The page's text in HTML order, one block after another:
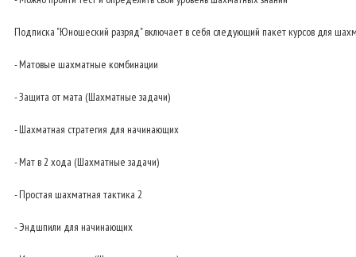
Подписка "Юношеский разряд" включает в себя следующий пакет курсов для
- Матовые шахматные комбинации
- Защита от мата (Шахматные задачи)
- Шахматная стратегия для начинающих
- Мат в 2 хода (Шахматные задачи)
- Простая шахматная тактика 2
- Эндшпили для начинающих